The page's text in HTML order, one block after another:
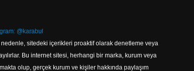
@karabul
nedenle, sitedeki içerikleri proaktif olarak denetleme veya
Bu internet sitesi, herhangi bir marka, kurum veya
olup, gerçek kurum ve kişiler hakkında paylaşım